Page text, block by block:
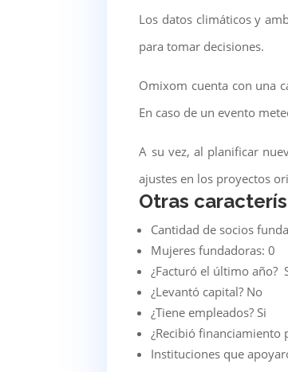
Los datos climáticos y
para tomar decisiones.
Omixom cuenta con una
En caso de un evento
A su vez, al planificar
ajustes en los proyectos
Otras
Cantidad de socios
Mujeres fundadoras: 0
¿Facturó el último año?
¿Levantó capital? No
¿Tiene empleados? Si
¿Recibió financiamiento
Instituciones que